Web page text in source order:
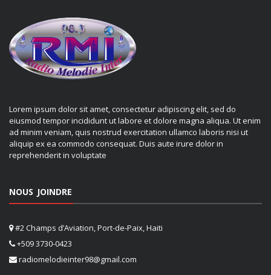
Lorem ipsum dolor sit amet, consectetur adipiscing elit, sed do
eiusmod tempor incididunt ut labore et dolore magna aliqua. Ut enim
ad minim veniam, quis nostrud exercitation ullamco laboris nisi ut
aliquip ex ea commodo consequat. Duis aute irure dolor in
reprehenderit in voluptate
NOUS JOINDRE
#2 Champs d’Aviation, Port-de-Paix, Haiti
+509 3730-0423
radiomelodieinter98@gmail.com